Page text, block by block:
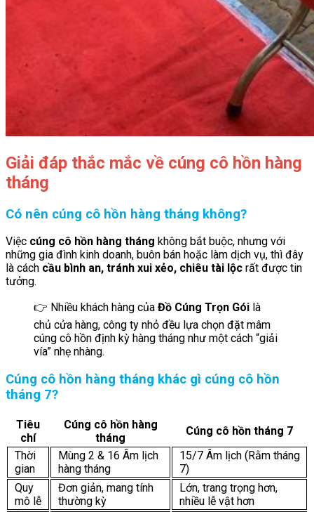
Giải đáp thắc mắc về cúng cô hồn hàng
tháng
Có nên cúng cô hồn hàng tháng không?
Việc cúng cô hồn hàng tháng không bắt buộc, nhưng với
những gia đình kinh doanh, buôn bán hoặc làm dịch vụ, thì đây
là cách cầu bình an, tránh xui xẻo, chiêu tài lộc rất được tin
tưởng.
👉 Nhiều khách hàng của Đồ Cúng Trọn Gói là
chủ cửa hàng, công ty nhỏ đều lựa chọn đặt mâm
cúng cô hồn định kỳ hàng tháng như một cách “giải
vía” nhẹ nhàng.
Cúng cô hồn hàng tháng khác gì cúng cô hồn
tháng 7?
Tiêu
chí
Cúng cô hồn hàng
tháng
Cúng cô hồn tháng 7
Thời
gian
Mùng 2 & 16 Âm lịch
hàng tháng
15/7 Âm lịch (Rằm tháng
7)
Quy
mô lễ
Đơn giản, mang tính
thường kỳ
Lớn, trang trọng hơn,
nhiều lễ vật hơn